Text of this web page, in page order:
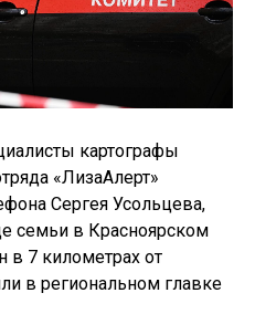
картографы
«ЛизаАлерт»
Сергея Усольцева,
семьи в Красноярском
в 7 километрах от
в региональном главке